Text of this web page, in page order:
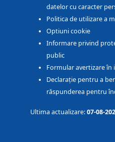
datelor cu caracter
Politica de utilizare a
Optiuni cookie
Informare privind
public
Formular avertizare în
Declarație pentru a
răspunderea pentru
Ultima actualizare:07-08-